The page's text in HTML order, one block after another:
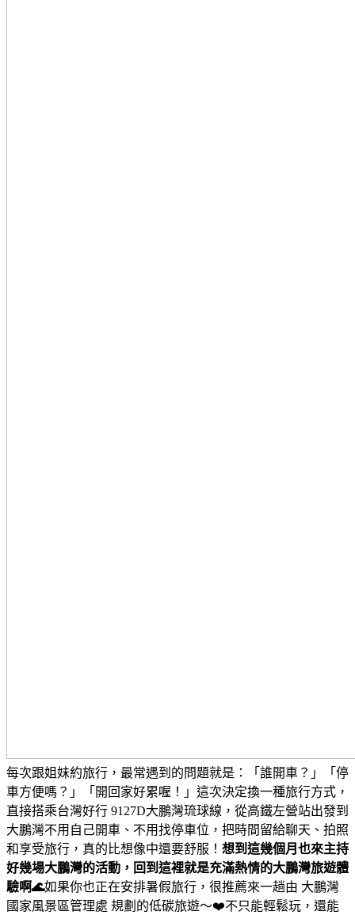
每次跟姐妹約旅行，最常遇到的問題就是：「誰開車？」「停
車方便嗎？」「開回家好累喔！」 這次決定換一種旅行方式，
直接搭乘台灣好行 9127D大鵬灣琉球線，從高鐵左營站出發到
大鵬灣不用自己開車、不用找停車位，把時間留給聊天、拍照
和享受旅行，真的比想像中還要舒服！ 想到這幾個月也來主持
好幾場大鵬灣的活動，回到這裡就是充滿熱情的大鵬灣旅遊體
驗啊🌊如果你也正在安排暑假旅行，很推薦來一趟由 大鵬灣
國家風景區管理處 規劃的低碳旅遊～❤️不只能輕鬆玩，還能